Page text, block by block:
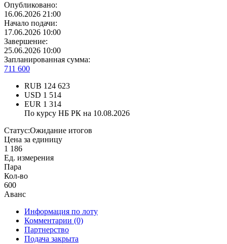
Опубликовано:
16.06.2026 21:00
Начало подачи:
17.06.2026 10:00
Завершение:
25.06.2026 10:00
Запланированная сумма:
711 600
RUB 124 623
USD 1 514
EUR 1 314
По курсу НБ РК на 10.08.2026
Статус:Ожидание итогов
Цена за единицу
1 186
Ед. измерения
Пара
Кол-во
600
Аванс
Информация по лоту
Комментарии (0)
Партнерство
Подача закрыта